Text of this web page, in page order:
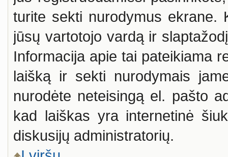
turite sekti nurodymus ekrane.
jūsų vartotojo vardą ir
Informacija apie tai pateikiama
laišką ir sekti nurodymais
nurodėte neteisingą el. pašto
kad laiškas yra internetinė
diskusijų administratorių.